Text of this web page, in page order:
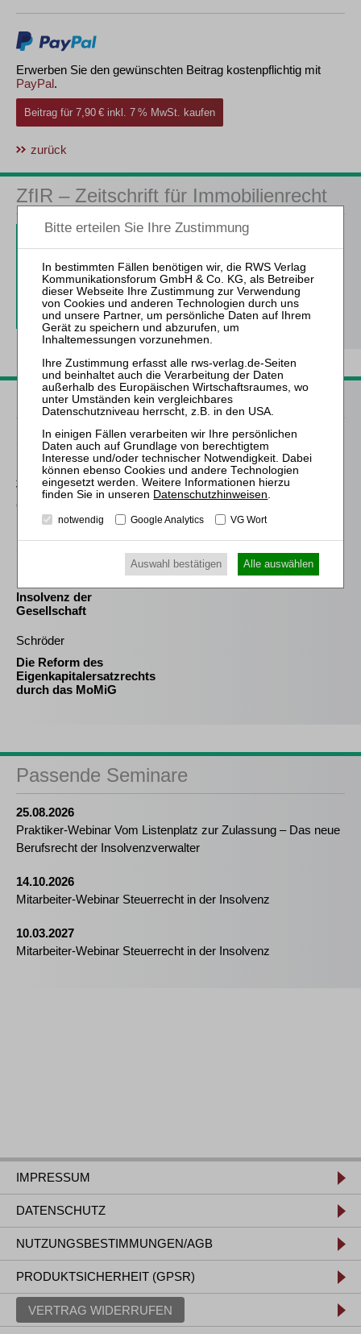
Erwerben Sie den gewünschten Beitrag kostenpflichtig mit
PayPal.
Beitrag für 7,90 € inkl. 7 % MwSt. kaufen
zurück
ZfIR – Zeitschrift für Immobilienrecht
3 Ausgaben als kostenfreies Probe-Abo
inkl. 14 Tage kostenfreie ZfIR-
online-Nutzung
Probe-Abo bestellen
Passende Bücher
Sahrmann
Praxis der Zu- und
Abschläge bei der
Vergütung des
(vorläufigen)
Insolvenzverwalters
Insolvenz der
Gesellschaft
Schröder
Die Reform des
Eigenkapitalersatzrechts
durch das MoMiG
Passende Seminare
25.08.2026
Praktiker-Webinar Vom Listenplatz zur Zulassung – Das neue
Berufsrecht der Insolvenzverwalter
14.10.2026
Mitarbeiter-Webinar Steuerrecht in der Insolvenz
10.03.2027
Mitarbeiter-Webinar Steuerrecht in der Insolvenz
IMPRESSUM
DATENSCHUTZ
NUTZUNGSBESTIMMUNGEN/AGB
PRODUKTSICHERHEIT (GPSR)
VERTRAG WIDERRUFEN
Datenschutzhinweisen.
notwendig Google Analytics VG Wort
Auswahl bestätigen Alle auswählen